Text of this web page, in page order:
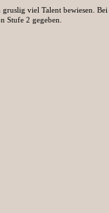
gruslig viel Talent bewiesen.
Stufe 2 gegeben.